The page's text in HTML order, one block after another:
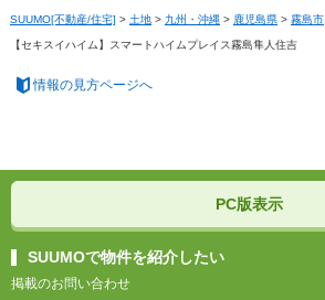
SUUMO[不動産/住宅] > 土地 > 九州・沖縄 > 鹿児島県 > 霧島市
【セキスイハイム】スマートハイムプレイス霧島隼人住吉
情報の見方ページへ
PC版表示
SUUMOで物件を紹介したい
掲載のお問い合わせ